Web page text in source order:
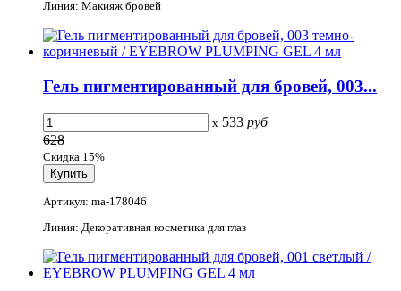
Линия: Макияж бровей
Гель пигментированный для бровей, 003...
x 533 руб
628
Скидка 15%
Артикул: ma-178046
Линия: Декоративная косметика для глаз